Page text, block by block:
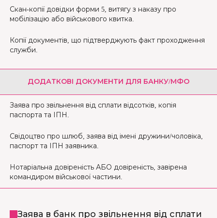
Скан-копії довідки форми 5, витягу з наказу про
мобілізацію або військового квитка.
Копії документів, що підтверджують факт проходження
служби.
ДОДАТКОВІ ДОКУМЕНТИ ДЛЯ БАНКУ/МФО
Заява про звільнення від сплати відсотків, копія
паспорта та ІПН.
Свідоцтво про шлюб, заява від імені дружини/чоловіка,
паспорт та ІПН заявника.
Нотаріальна довіреність АБО довіреність, завірена
командиром військової частини.
Заява в банк про звільнення від сплати